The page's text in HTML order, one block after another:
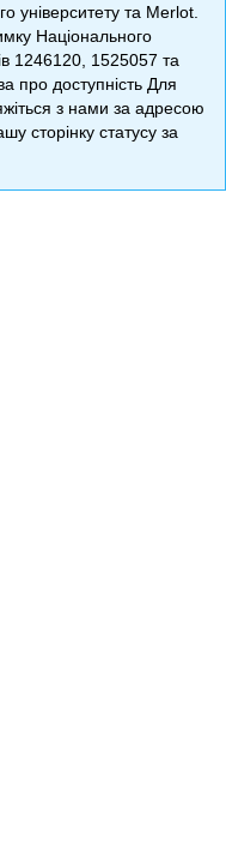
університету та Merlot.
Національного
1246120, 1525057 та
про доступність Для
з нами за адресою
сторінку статусу за